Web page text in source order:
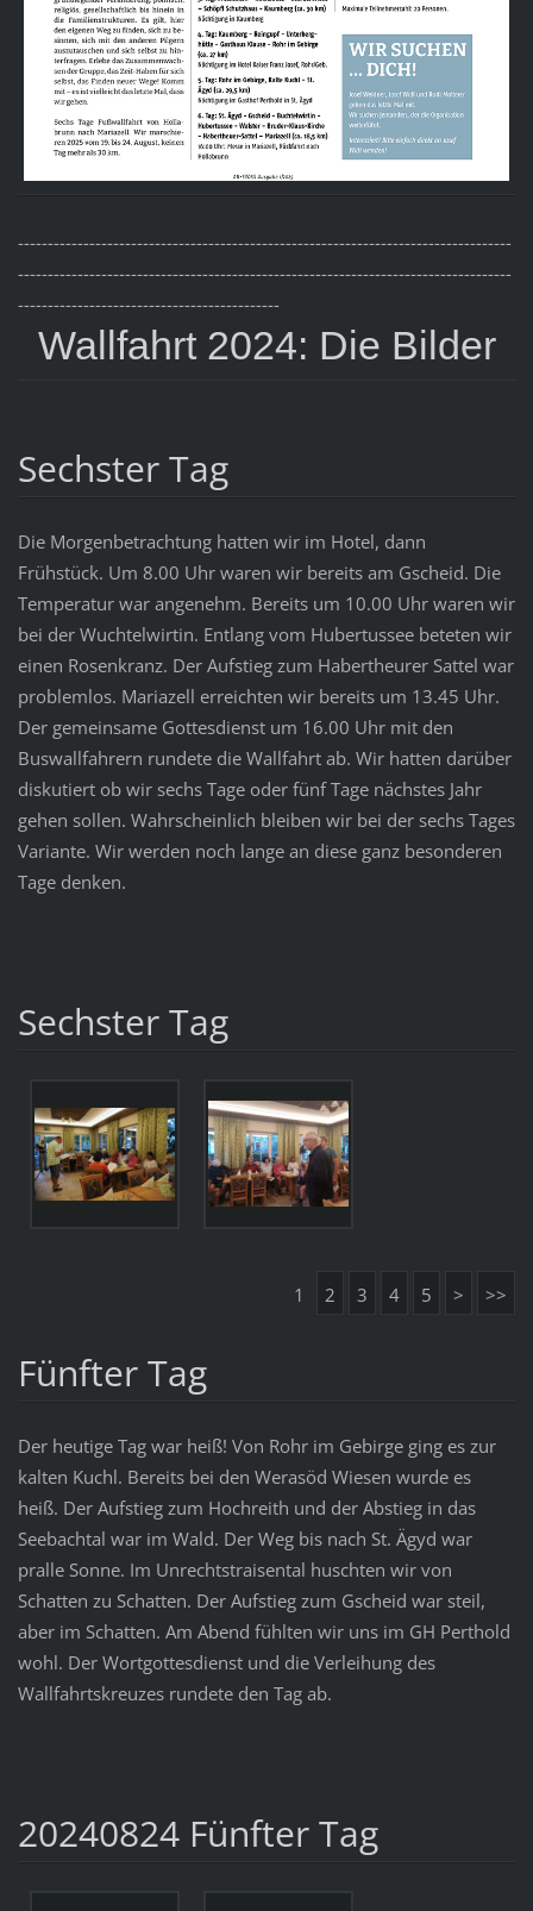
-----------------------------------------------------------------------------------
-----------------------------------------------------------------------------------
--------------------------------------------
Wallfahrt 2024: Die Bilder
Sechster Tag
Die Morgenbetrachtung hatten wir im Hotel, dann
Frühstück. Um 8.00 Uhr waren wir bereits am Gscheid. Die
Temperatur war angenehm. Bereits um 10.00 Uhr waren wir
bei der Wuchtelwirtin. Entlang vom Hubertussee beteten wir
einen Rosenkranz. Der Aufstieg zum Habertheurer Sattel war
problemlos. Mariazell erreichten wir bereits um 13.45 Uhr.
Der gemeinsame Gottesdienst um 16.00 Uhr mit den
Buswallfahrern rundete die Wallfahrt ab. Wir hatten darüber
diskutiert ob wir sechs Tage oder fünf Tage nächstes Jahr
gehen sollen. Wahrscheinlich bleiben wir bei der sechs Tages
Variante. Wir werden noch lange an diese ganz besonderen
Tage denken.
Sechster Tag
1 2 3 4 5 > >>
Fünfter Tag
Der heutige Tag war heiß! Von Rohr im Gebirge ging es zur
kalten Kuchl. Bereits bei den Werasöd Wiesen wurde es
heiß. Der Aufstieg zum Hochreith und der Abstieg in das
Seebachtal war im Wald. Der Weg bis nach St. Ägyd war
pralle Sonne. Im Unrechtstraisental huschten wir von
Schatten zu Schatten. Der Aufstieg zum Gscheid war steil,
aber im Schatten. Am Abend fühlten wir uns im GH Perthold
wohl. Der Wortgottesdienst und die Verleihung des
Wallfahrtskreuzes rundete den Tag ab.
20240824 Fünfter Tag